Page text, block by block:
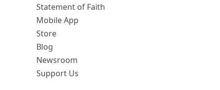
Statement of Faith
Mobile App
Store
Blog
Newsroom
Support Us